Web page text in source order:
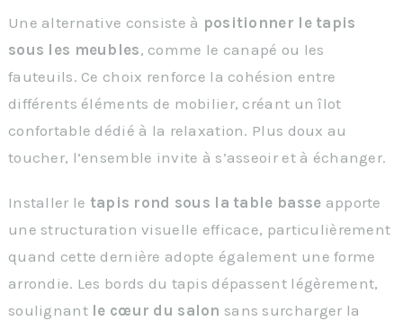
Une alternative consiste à positionner le tapis
sous les meubles, comme le canapé ou les
fauteuils. Ce choix renforce la cohésion entre
différents éléments de mobilier, créant un îlot
confortable dédié à la relaxation. Plus doux au
toucher, l’ensemble invite à s’asseoir et à échanger.
Installer le tapis rond sous la table basse apporte
une structuration visuelle efficace, particulièrement
quand cette dernière adopte également une forme
arrondie. Les bords du tapis dépassent légèrement,
soulignant le cœur du salon sans surcharger la